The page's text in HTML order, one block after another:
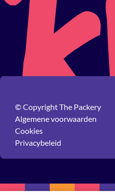
© Copyright The Packery
Algemene voorwaarden
Cookies
Privacybeleid